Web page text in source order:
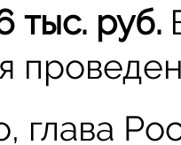
тыс. руб.
глава